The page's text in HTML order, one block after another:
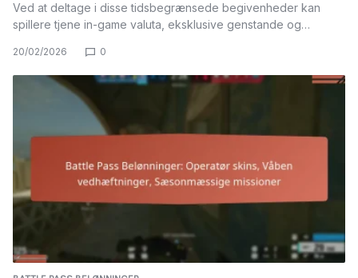
Ved at deltage i disse tidsbegrænsede begivenheder kan
spillere tjene in-game valuta, eksklusive genstande og…
20/02/2026 0